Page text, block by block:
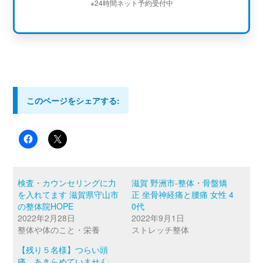
※24時間ネット予約受付中
このページをシェアする:
検査・カウンセリングに力
を入れてます 滋賀県守山市
の整体院HOPE
2022年2月28日
整体や体のこと・栄養
滋賀 野洲市-整体・骨盤矯
正 坐骨神経痛と腰痛 女性 4
0代
2022年9月1日
ストレッチ整体
【残り５名様】つらい頭